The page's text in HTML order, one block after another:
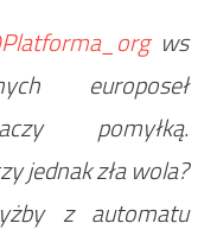
ws
europoseł
pomyłką.
jednak zła wola?
z automatu